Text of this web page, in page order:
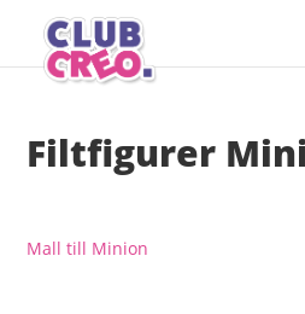
Filtfigurer
Mall till Minion